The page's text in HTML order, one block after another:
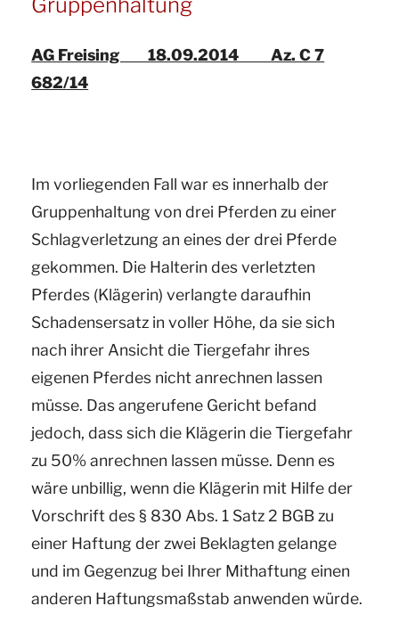
AG Freising 18.09.2014 Az. C 7
682/14
Im vorliegenden Fall war es innerhalb der
Gruppenhaltung von drei Pferden zu einer
Schlagverletzung an eines der drei Pferde
gekommen. Die Halterin desverletzten
Pferdes (Klägerin) verlangte daraufhin
Schadensersatz in voller Höhe, da sie sich
nach ihrer Ansicht die Tiergefahr ihres
eigenen Pferdes nicht anrechnen lassen
müsse. Das angerufene Gericht befand
jedoch, dass sich die Klägerin die Tiergefahr
zu 50% anrechnen lassen müsse. Denn es
wäre unbillig, wenn die Klägerin mit Hilfe der
Vorschrift des § 830 Abs. 1 Satz 2 BGB zu
einer Haftung der zwei Beklagten gelange
und im Gegenzug bei Ihrer Mithaftung einen
anderen Haftungsmaßstab anwenden würde.